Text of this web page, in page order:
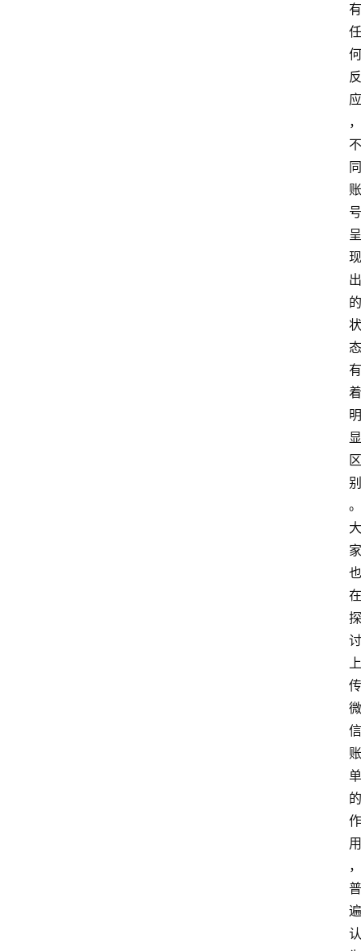
有
任
何
反
应
，
不
同
账
号
呈
现
出
的
状
态
有
着
明
显
区
别
。
大
家
也
在
探
讨
上
传
微
信
账
单
的
作
用
，
普
遍
认